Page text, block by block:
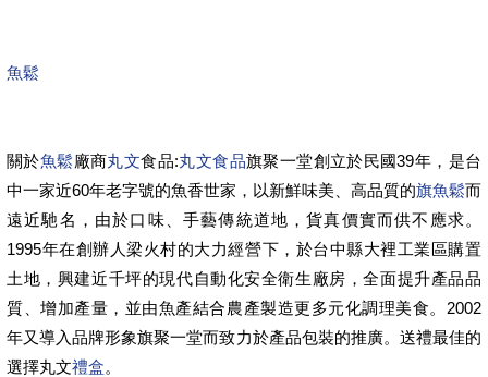
魚鬆
關於魚鬆廠商丸文食品:丸文食品旗聚一堂創立於民國39年，是台
中一家近60年老字號的魚香世家，以新鮮味美、高品質的旗魚鬆而
遠近馳名，由於口味、手藝傳統道地，貨真價實而供不應求。
1995年在創辦人梁火村的大力經營下，於台中縣大裡工業區購置
土地，興建近千坪的現代自動化安全衛生廠房，全面提升產品品
質、增加產量，並由魚產結合農產製造更多元化調理美食。2002
年又導入品牌形象旗聚一堂而致力於產品包裝的推廣。送禮最佳的
選擇丸文禮盒。